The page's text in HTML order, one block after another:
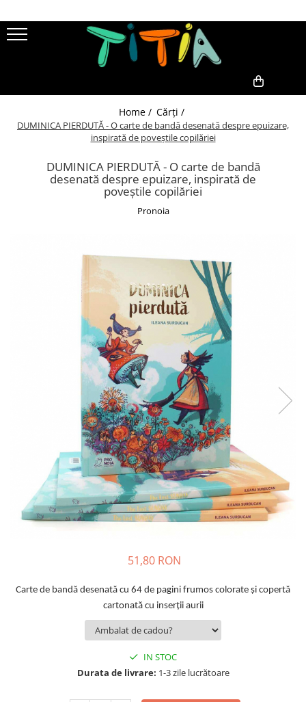
Adulți
Tipul Cărții
Educație și Valori
Enciclopedii
Jocuri de Geografie
După Vârstă
Colecția Păcălici
Home / Cărți /
DUMINICA PIERDUTĂ - O carte de bandă desenată despre epuizare,
inspirată de poveștile copilăriei
DUMINICA PIERDUTĂ - O carte de bandă
desenată despre epuizare, inspirată de
poveștile copilăriei
Pronoia
51,80 RON
Carte de bandă desenată cu 64 de pagini frumos colorate și copertă
cartonată cu inserții aurii
IN STOC
Durata de livrare: 1-3 zile lucrătoare